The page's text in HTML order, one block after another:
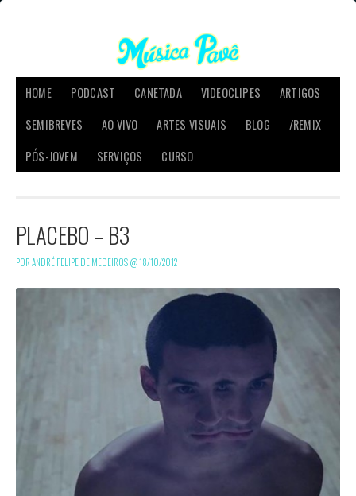
HOME PODCAST CANETADA VIDEOCLIPES
ARTIGOS
SEMIBREVES
AO VIVO ARTES VISUAIS BLOG
/REMIX
PÓS-JOVEM
SERVIÇOS CURSO
PLACEBO – B3
POR ANDRÉ FELIPE DE MEDEIROS @18/10/2012